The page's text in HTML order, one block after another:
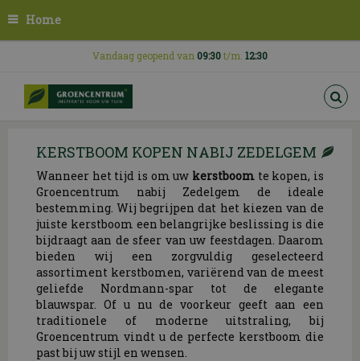
n
Home
Vandaag geopend van 09:30t/m. 12:30
KERSTBOOM KOPEN NABIJ ZEDELGEM
Wanneer het tijd is om uw kerstboom te kopen, is
Groencentrum nabij Zedelgem de ideale
bestemming. Wij begrijpen dat het kiezen van de
juiste kerstboom een belangrijke beslissing is die
bijdraagt aan de sfeer van uw feestdagen. Daarom
bieden wij een zorgvuldig geselecteerd
assortiment kerstbomen, variërend van de meest
geliefde Nordmann-spar tot de elegante
blauwspar. Of u nu de voorkeur geeft aan een
traditionele of moderne uitstraling, bij
Groencentrum vindt u de perfecte kerstboom die
past bij uw stijl en wensen.